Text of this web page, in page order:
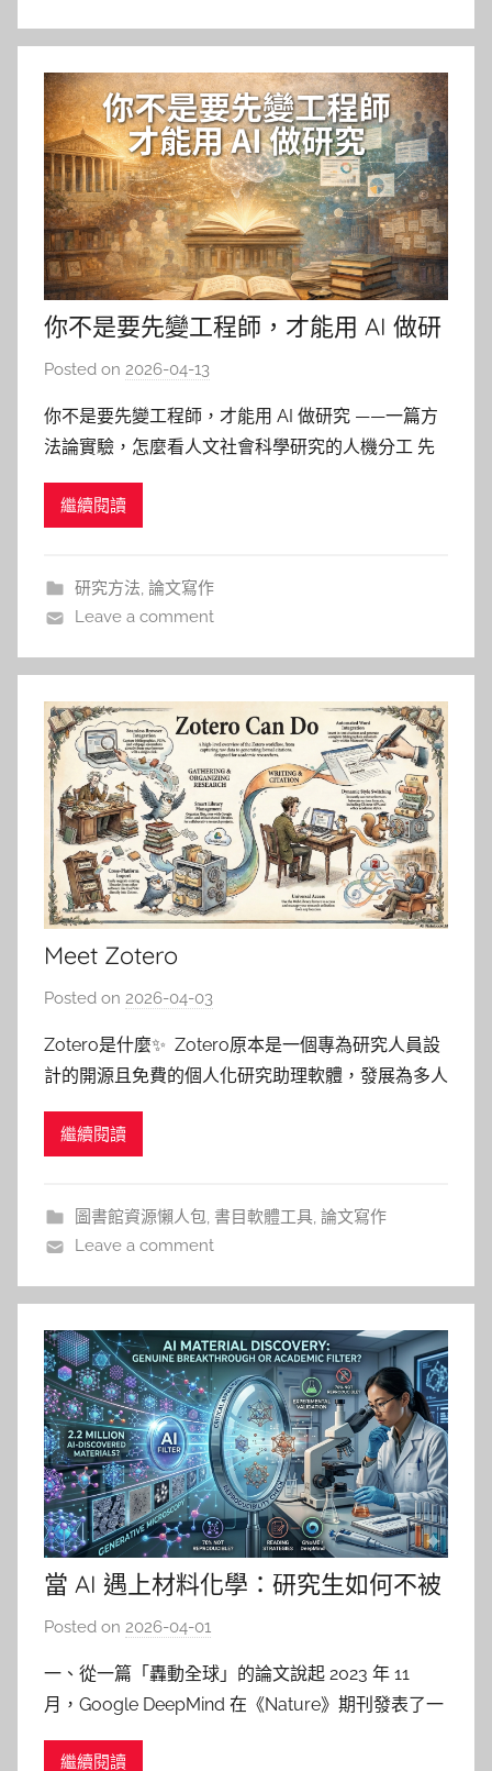
你不是要先變工程師，才能用 AI 做研
究
Posted on 2026-04-13
柯
文
你不是要先變工程師，才能用 AI 做研究 ——一篇方
法論實驗，怎麼看人文社會科學研究的人機分工 先
麼用才不會出問題 如果你是人文社會科學的師生，
害，應該能幫
繼續閱讀
研究方法, 論文寫作
Leave a comment
Meet Zotero
Posted on 2026-04-03
湯
春
Zotero是什麼✨ Zotero原本是一個專為研究人員設
計的開源且免費的個人化研究助理軟體，發展為多人
流程。該平台具備高度自動化功能，使用者只需點擊
能力，支援
繼續閱讀
圖書館資源懶人包, 書目軟體工具, 論文寫作
Leave a comment
當 AI 遇上材料化學：研究生如何不被
「看起來很厲害」的論文誤導？
Posted on 2026-04-01
p
i
一、從一篇「轟動全球」的論文說起 2023 年 11
月，Google DeepMind 在《Nature》期刊發表了一
該論文描述了一套以圖神經網路（Graph Neural
繼續閱讀